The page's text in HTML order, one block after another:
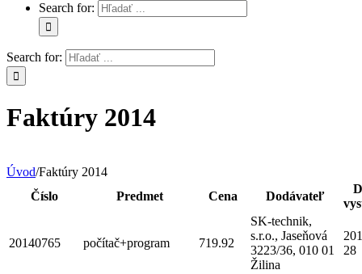
Search for:
Search for:
Faktúry 2014
Úvod/Faktúry 2014
Číslo
Predmet Cena Dodávateľ
20140765 počítač+program 719.92
SK-technik,
s.r.o., Jaseňová
3223/36, 010 01
Žilina
28